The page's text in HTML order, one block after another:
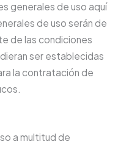
generales de uso aquí
de uso serán de
de las condiciones
ser establecidas
la contratación de
a multitud de